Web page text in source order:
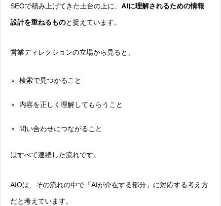
SEOで積み上げてきた土台の上に、 AIに理解されるための情報
設計を重ねるものと捉えています。
営業ディレクションの立場から見ると、
検索で見つかること
内容を正しく理解してもらうこと
問い合わせにつながること
はすべて連続した流れです。
AIOは、その流れの中で「AIが介在する部分」に対応する考え方
だと考えています。